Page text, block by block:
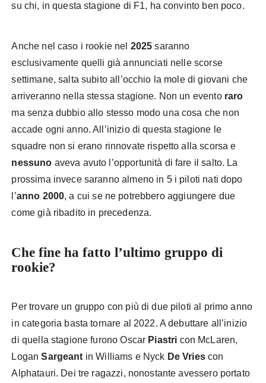
su chi, in questa stagione di F1, ha convinto ben poco.
Anche nel caso i rookie nel 2025 saranno
esclusivamente quelli già annunciati nelle scorse
settimane, salta subito all’occhio la mole di giovani che
arriveranno nella stessa stagione. Non un evento raro
ma senza dubbio allo stesso modo una cosa che non
accade ogni anno. All’inizio di questa stagione le
squadre non si erano rinnovate rispetto alla scorsa e
nessuno aveva avuto l’opportunità di fare il salto. La
prossima invece saranno almeno in 5 i piloti nati dopo
l’anno 2000, a cui se ne potrebbero aggiungere due
come già ribadito in precedenza.
Che fine ha fatto l’ultimo gruppo di
rookie?
Per trovare un gruppo con più di due piloti al primo anno
in categoria basta tornare al 2022. A debuttare all’inizio
di quella stagione furono Oscar Piastri con McLaren,
LoganSargeant in Williams e Nyck De Vriescon
Alphatauri. Dei tre ragazzi, nonostante avessero portato